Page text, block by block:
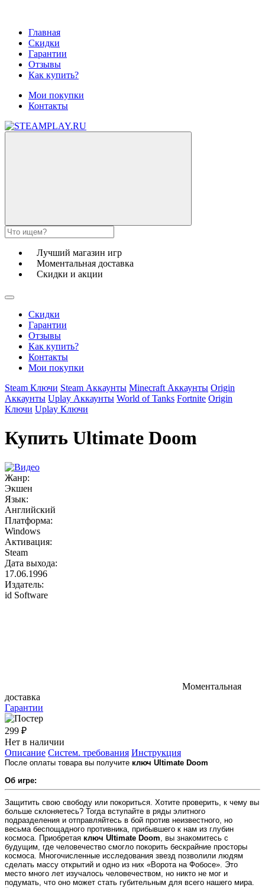
Главная
Скидки
Гарантии
Отзывы
Как купить?
Мои покупки
Контакты
Лучший магазин игр
Моментальная доставка
Скидки и акции
Скидки
Гарантии
Отзывы
Как купить?
Контакты
Мои покупки
Steam Ключи Steam Аккаунты Minecraft Аккаунты Origin
Аккаунты Uplay Аккаунты World of Tanks Fortnite Origin
Ключи Uplay Ключи
Купить Ultimate Doom
Жанр:
Экшен
Язык:
Английский
Платформа:
Windows
Активация:
Steam
Дата выхода:
17.06.1996
Издатель:
id Software
Моментальная
доставка
Гарантии
299 ₽
Нет в наличии
Описание Систем. требования Инструкция
После оплаты товара вы получите ключ Ultimate Doom
Об игре:
Защитить свою свободу или покориться. Хотите проверить, к чему вы
больше склоняетесь? Тогда вступайте в ряды элитного
подразделения и отправляйтесь в бой против неизвестного, но
весьма беспощадного противника, прибывшего к нам из глубин
космоса. Приобретая ключ Ultimate Doom , вы знакомитесь с
будущим, где человечество смогло покорить бескрайние просторы
космоса. Многочисленные исследования звезд позволили людям
сделать массу открытий и одно из них «Ворота на Фобосе». Это
место много лет изучалось человечеством, но никто не мог и
подумать, что оно может стать губительным для всего нашего мира.